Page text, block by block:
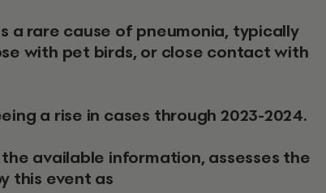
with pet birds, or close contact with
a rise in cases through 2023-2024.
the available information, assesses the
this event as